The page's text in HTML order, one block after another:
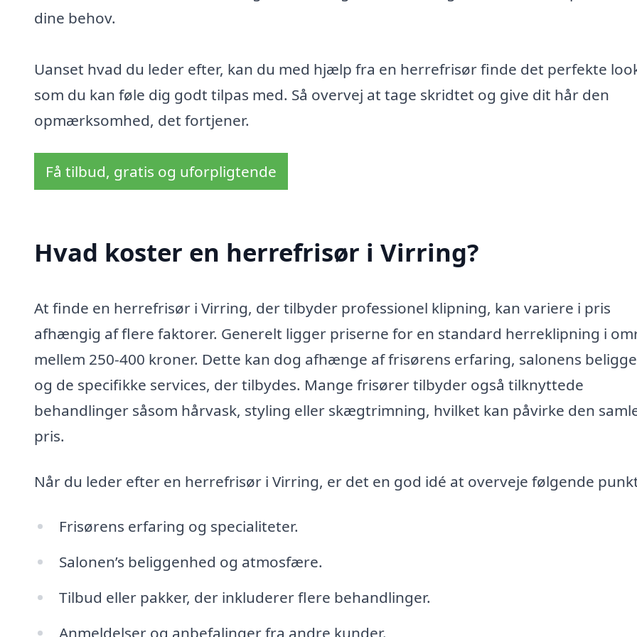
dine behov.
Uanset hvad du leder efter, kan du med hjælp fra en herrefrisør finde det perfekte
som du kan føle dig godt tilpas med. Så overvej at tage skridtet og give dit hår den
opmærksomhed, det fortjener.
Få tilbud, gratis og uforpligtende
Hvad koster en herrefrisør i Virring?
At finde en herrefrisør i Virring, der tilbyder professionel klipning, kan variere i pris
afhængig af flere faktorer. Generelt ligger priserne for en standard herreklipning i
mellem 250-400 kroner. Dette kan dog afhænge af frisørens erfaring, salonens
og de specifikke services, der tilbydes. Mange frisører tilbyder også tilknyttede
behandlinger såsom hårvask, styling eller skægtrimning, hvilket kan påvirke den
pris.
Når du leder efter en herrefrisør i Virring, er det en god idé at overveje følgende
Frisørens erfaring og specialiteter.
Salonen’s beliggenhed og atmosfære.
Tilbud eller pakker, der inkluderer flere behandlinger.
Anmeldelser og anbefalinger fra andre kunder.